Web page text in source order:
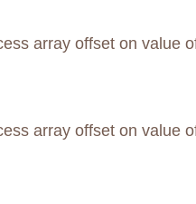
array offset on value
array offset on value